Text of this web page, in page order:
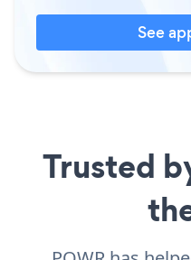
See
Trusted